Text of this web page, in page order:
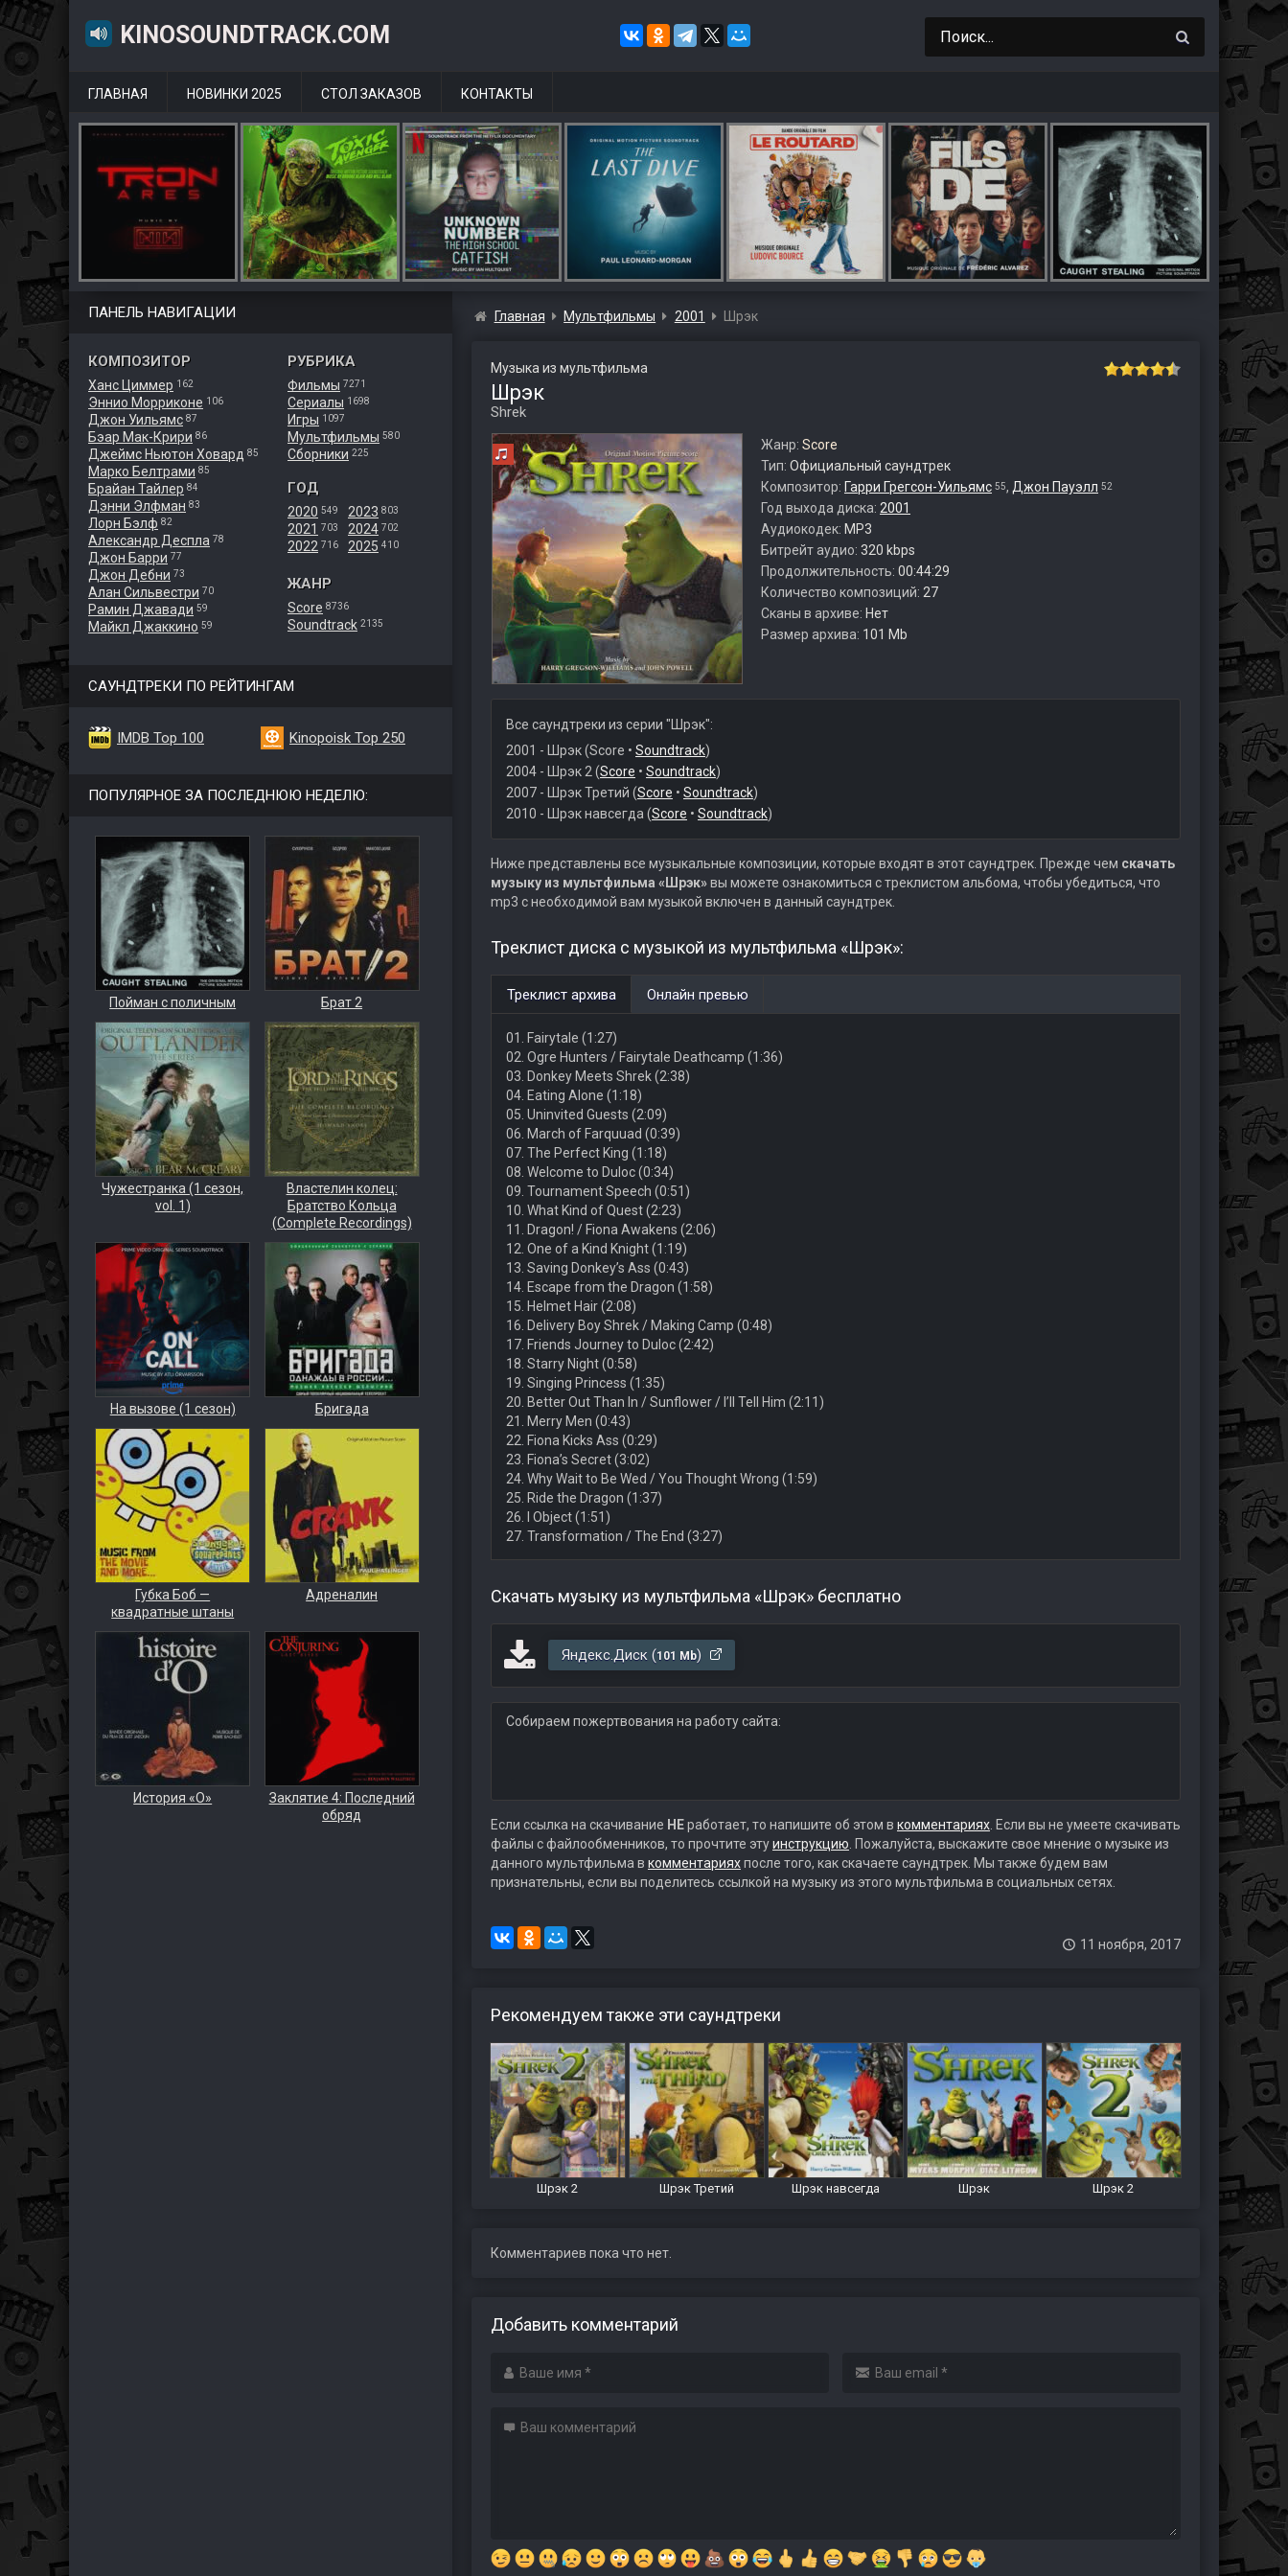
KINOSOUNDTRACK.COM
ГЛАВНАЯ НОВИНКИ 2025 СТОЛ ЗАКАЗОВ КОНТАКТЫ
ПАНЕЛЬ НАВИГАЦИИ
КОМПОЗИТОР
Ханс Циммер 162
Эннио Морриконе 106
Джон Уильямс 87
Бэар Мак-Крири 86
Джеймс Ньютон Ховард 85
Марко Белтрами 85
Брайан Тайлер 84
Дэнни Элфман 83
Лорн Бэлф 82
Александр Деспла 78
Джон Барри 77
Джон Дебни 73
Алан Сильвестри 70
Рамин Джавади 59
Майкл Джаккино 59
РУБРИКА
Фильмы 7271
Сериалы 1698
Игры 1097
Мультфильмы 580
Сборники 225
ГОД
2020 549
2021 703
2022 716
2023 803
2024 702
2025 410
ЖАНР
Score 8736
Soundtrack 2135
САУНДТРЕКИ ПО РЕЙТИНГАМ
IMDB Top 100 Kinopoisk Top 250
ПОПУЛЯРНОЕ ЗА ПОСЛЕДНЮЮ НЕДЕЛЮ:
Пойман с поличным Брат 2
Чужестранка (1 сезон,
vol. 1)
Властелин колец:
Братство Кольца
(Complete Recordings)
На вызове (1 сезон) Бригада
Губка Боб —
квадратные штаны
Адреналин
История «О»
Заклятие 4: Последний
обряд
Главная Мультфильмы 2001 Шрэк
Музыка из мультфильма
Шрэк
Shrek
Жанр: Score
Тип: Официальный саундтрек
Композитор: Гарри Грегсон-Уильямс 55, Джон Пауэлл 52
Год выхода диска: 2001
Аудиокодек: MP3
Битрейт аудио: 320 kbps
Продолжительность: 00:44:29
Количество композиций: 27
Сканы в архиве: Нет
Размер архива: 101 Mb
Все саундтреки из серии "Шрэк":
2001 - Шрэк (Score • Soundtrack)
2004 - Шрэк 2 (Score • Soundtrack)
2007 - Шрэк Третий (Score • Soundtrack)
2010 - Шрэк навсегда (Score • Soundtrack)
Ниже представлены все музыкальные композиции, которые входят в этот саундтрек. Прежде чем скачать
музыку из мультфильма «Шрэк»вы можете ознакомиться с треклистом альбома, чтобы убедиться, что
mp3 с необходимой вам музыкой включен в данный саундтрек.
Треклист диска с музыкой из мультфильма «Шрэк»:
Треклист архива Онлайн превью
01. Fairytale (1:27)
02. Ogre Hunters / Fairytale Deathcamp (1:36)
03. Donkey Meets Shrek (2:38)
04. Eating Alone (1:18)
05. Uninvited Guests (2:09)
06. March of Farquuad (0:39)
07. The Perfect King (1:18)
08. Welcome to Duloc (0:34)
09. Tournament Speech (0:51)
10. What Kind of Quest (2:23)
11. Dragon! / Fiona Awakens (2:06)
12. One of a Kind Knight (1:19)
13. Saving Donkey’s Ass (0:43)
14. Escape from the Dragon (1:58)
15. Helmet Hair (2:08)
16. Delivery Boy Shrek / Making Camp (0:48)
17. Friends Journey to Duloc (2:42)
18. Starry Night (0:58)
19. Singing Princess (1:35)
20. Better Out Than In / Sunflower / I’ll Tell Him (2:11)
21. Merry Men (0:43)
22. Fiona Kicks Ass (0:29)
23. Fiona’s Secret (3:02)
24. Why Wait to Be Wed / You Thought Wrong (1:59)
25. Ride the Dragon (1:37)
26. I Object (1:51)
27. Transformation / The End (3:27)
Скачать музыку из мультфильма «Шрэк» бесплатно
Яндекс.Диск (101 Mb)
Собираем пожертвования на работу сайта:
Если ссылка на скачивание НЕработает, то напишите об этом в комментариях. Если вы не умеете скачивать
файлы с файлообменников, то прочтите этуинструкцию . Пожалуйста, выскажите свое мнение о музыке из
данного мультфильма в комментарияхпосле того, как скачаете саундтрек. Мы также будем вам
признательны, если вы поделитесь ссылкой на музыку из этого мультфильма в социальных сетях.
11 ноября, 2017
Рекомендуем также эти саундтреки
Шрэк 2 Шрэк Третий Шрэк навсегда Шрэк Шрэк 2
Комментариев пока что нет.
Добавить комментарий